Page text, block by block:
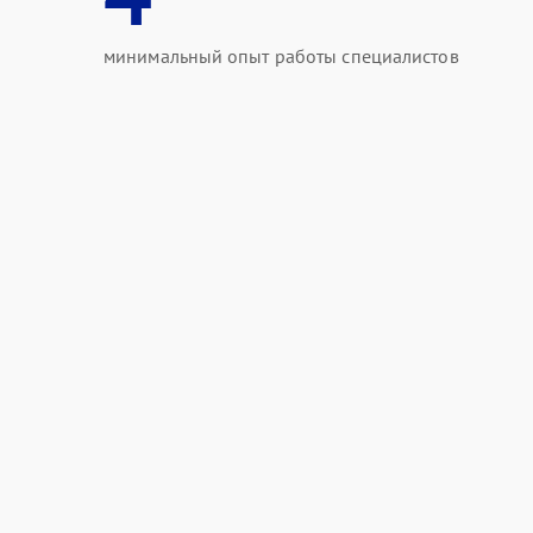
минимальный опыт работы специалистов